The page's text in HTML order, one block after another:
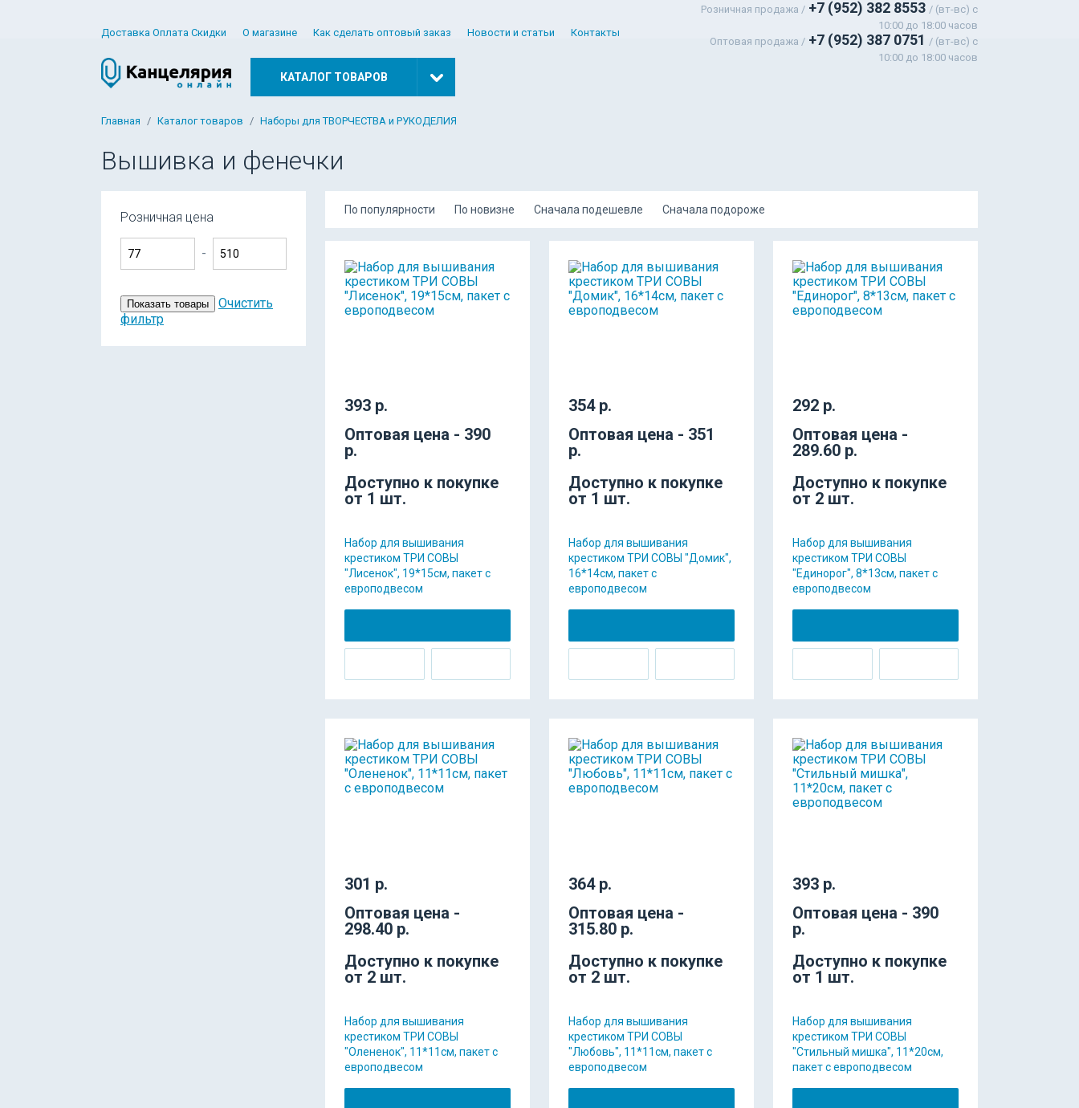
Доставка Оплата Скидки О магазине Как сделать оптовый заказ Новости и статьи Контакты
Розничная продажа / +7 (952) 382 8553 / (вт-вс) c
10:00 до 18:00 часов
Оптовая продажа / +7 (952) 387 0751 / (вт-вс) с
10:00 до 18:00 часов
КАТАЛОГ ТОВАРОВ
Главная Каталог товаров Наборы для ТВОРЧЕСТВА и РУКОДЕЛИЯ
Вышивка и фенечки
Розничная цена
-
Показать товары
Очистить
фильтр
По популярности По новизне Сначала подешевле Сначала подороже
393 р.
Оптовая цена - 390
р.
Доступно к покупке
от 1 шт.
Набор для вышивания
крестиком ТРИ СОВЫ
"Лисенок", 19*15см, пакет с
европодвесом
354 р.
Оптовая цена - 351
р.
Доступно к покупке
от 1 шт.
Набор для вышивания
крестиком ТРИ СОВЫ "Домик",
16*14см, пакет с
европодвесом
292 р.
Оптовая цена -
289.60 р.
Доступно к покупке
от 2 шт.
Набор для вышивания
крестиком ТРИ СОВЫ
"Единорог", 8*13см, пакет с
европодвесом
301 р.
Оптовая цена -
298.40 р.
Доступно к покупке
от 2 шт.
Набор для вышивания
крестиком ТРИ СОВЫ
"Олененок", 11*11см, пакет с
европодвесом
364 р.
Оптовая цена -
315.80 р.
Доступно к покупке
от 2 шт.
Набор для вышивания
крестиком ТРИ СОВЫ
"Любовь", 11*11см, пакет с
европодвесом
393 р.
Оптовая цена - 390
р.
Доступно к покупке
от 1 шт.
Набор для вышивания
крестиком ТРИ СОВЫ
"Стильный мишка", 11*20см,
пакет с европодвесом